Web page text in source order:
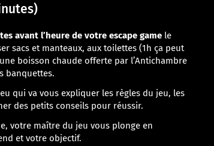
avant l’heure de votre escape game le
sacs et manteaux, aux toilettes (1h ça peut
boisson chaude offerte par l’Antichambre
banquettes.
qui va vous expliquer les règles du jeu, les
des petits conseils pour réussir.
votre maître du jeu vous plonge en
et votre objectif.